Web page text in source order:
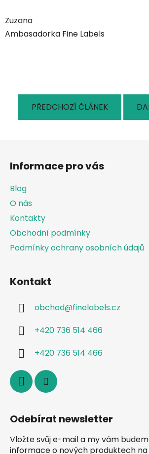
Zuzana
Ambasadorka Fine Labels
PŘEDCHOZÍ ČLÁNEK
Informace pro vás
Blog
O nás
Kontakty
Obchodní podmínky
Podmínky ochrany osobních údajů
Kontakt
obchod@finelabels.cz
+420 736 514 466
+420 736 514 466
Odebírat newsletter
Vložte svůj e-mail a my vám
informace o nových produktech